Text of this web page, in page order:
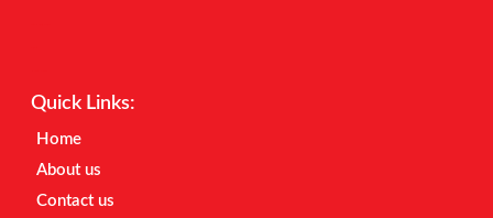
Quick Links:
Home
About us
Contact us